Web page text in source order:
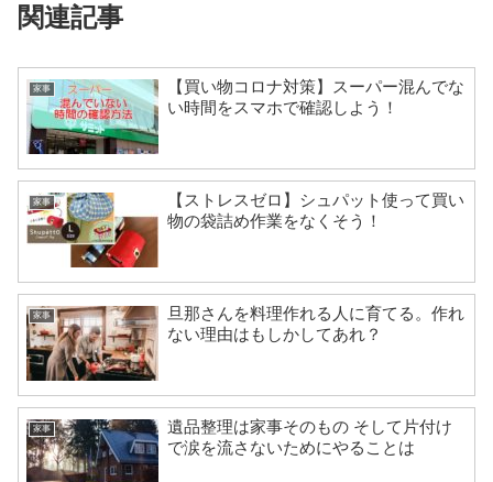
関連記事
家事
【買い物コロナ対策】スーパー混んでな
い時間をスマホで確認しよう！
家事
【ストレスゼロ】シュパット使って買い
物の袋詰め作業をなくそう！
家事
旦那さんを料理作れる人に育てる。作れ
ない理由はもしかしてあれ？
家事
遺品整理は家事そのもの そして片付け
で涙を流さないためにやることは